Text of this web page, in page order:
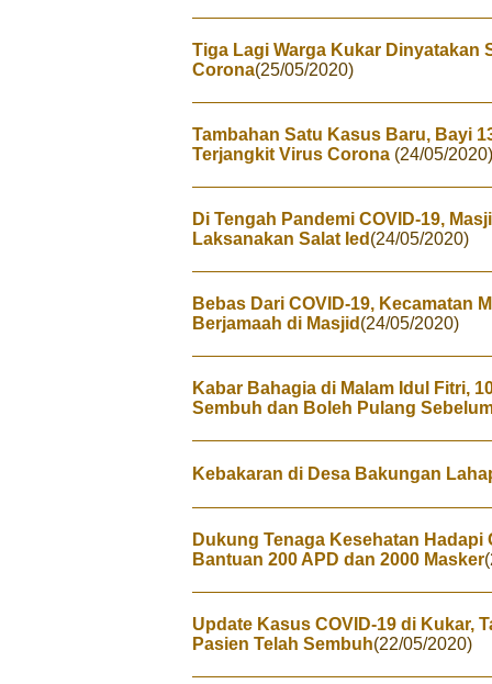
Tiga Lagi Warga Kukar Dinyatakan
Corona(25/05/2020)
Tambahan Satu Kasus Baru, Bayi
Terjangkit Virus Corona (24/05/2020)
Di Tengah Pandemi COVID-19,
Laksanakan Salat Ied (24/05/2020)
Bebas Dari COVID-19, Kecamatan
Berjamaah di Masjid (24/05/2020)
Kabar Bahagia di Malam Idul Fitri,
Sembuh dan Boleh Pulang
Kebakaran di Desa Bakungan
Dukung Tenaga Kesehatan Hadapi
Bantuan 200 APD dan 2000 Masker
Update Kasus COVID-19 di Kukar,
Pasien Telah Sembuh(22/05/2020)